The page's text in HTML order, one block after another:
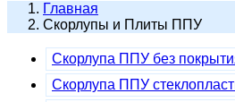
Главная
Скорлупы и Плиты ППУ
Скорлупа ППУ без
Скорлупа ППУ